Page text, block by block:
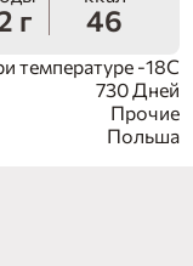
г 46
температуре -18С
730 Дней
Прочие
Польша